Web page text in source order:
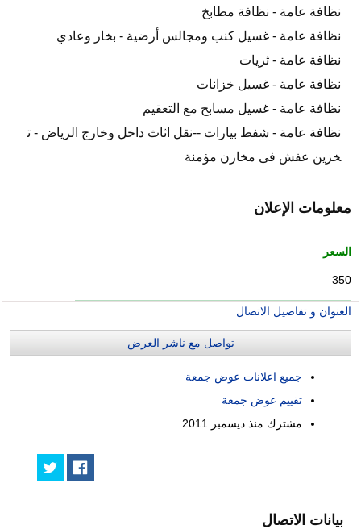
نظافة عامة - نظافة مطابخ
نظافة عامة - غسيل كنب ومجالس أرضية - بخار وعادي
نظافة عامة - ثريات
نظافة عامة - غسيل خزانات
نظافة عامة - غسيل مسابح مع التعقيم
نظافة عامة - شفط بيارات --نقل اثاث داخل وخارج الرياض - ت
خزين عفش فى مخازن مؤمنة
معلومات الإعلان
السعر
350
العنوان و تفاصيل الاتصال
تواصل مع ناشر العرض
جميع اعلانات عوض جمعة
تقييم عوض جمعة
مشترك منذديسمبر 2011
بيانات الاتصال